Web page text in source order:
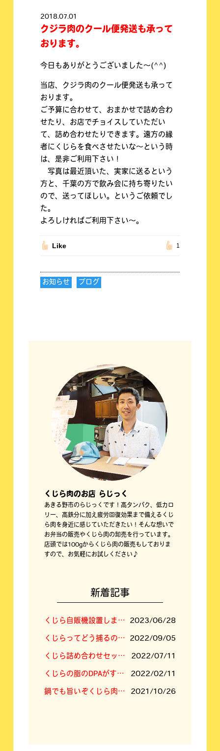
2018.07.01
クジラ肉のクール便発送も承って
おります。
今日もありがとうございました〜(^^)
当店、クジラ肉のクール便発送も承って
おります。
ご予算に合わせて、おまかせで詰め合わ
せたり、お店でチョイスしていただい
て、詰め合わせたりできます。遠方の縁
者にくじらを食べさせたいな〜という時
は、是非ご利用下さい！
写真は最近頂いた、実家に送るという
方と、千葉の方で飲み会に持ち寄りたい
ので、送ってほしい。というご依頼でし
た。
よろしければご利用下さい〜。
Like 1
お知らせ ブログ
くじら肉のお店 らじっく
あきる野市のらじっくです！高タンパク、低カロ
リー、高鉄分に加え疲労回復効果まで備えるくじ
ら肉を身近に感じていただきたい！そんな想いで
お弁当の販売やくじら肉の卸売を行っています。
店頭では100gからくじら肉の販売もしておりま
すので、お気軽にお試しください♪
新着記事
くじら自販機設置しました！ 2023/06/28
くじらってどう捕るの？答えは「空挺ドラゴンズ」に⁉ 2022/09/05
くじら詰め合わせセットの内容新しくなりました 2022/07/11
くじらの脂のDPAがすごい！ 2022/02/11
鍋でも旨いぞくじら肉！くじらすき焼きセット！ 2021/10/26